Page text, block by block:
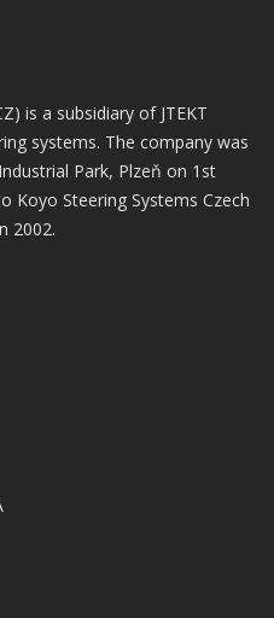
is a subsidiary of JTEKT
systems. The company was
Park, Plzeň on 1st
Koyo Steering Systems Czech
2002.